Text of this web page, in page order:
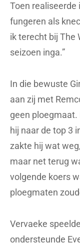
Toen realiseerde
fungeren als
ik terecht bij The
seizoen inga.”
In die bewuste
aan zij met
geen ploegmaat.
hij naar de top 3
zakte hij wat
maar net terug
volgende koers
ploegmaten
Vervaeke
ondersteunde